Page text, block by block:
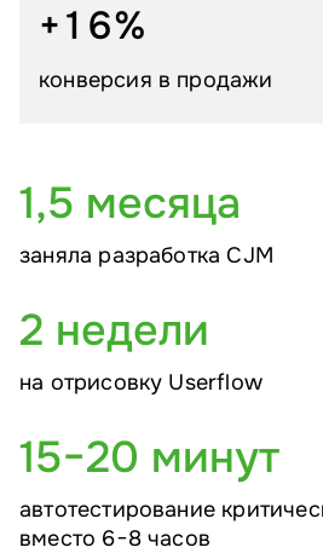
+16%
конверсия в продажи
1,5 месяца
заняла разработка CJM
2 недели
на отрисовку Userflow
15−20 минут
автотестирование
вместо 6−8 часов